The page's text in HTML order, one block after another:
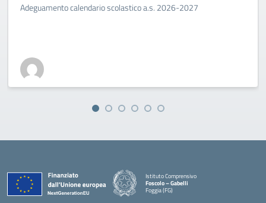
Adeguamento calendario scolastico a.s. 2026-2027
Istituto Comprensivo
Foscolo – Gabelli
Foggia (FG)
— Visita la pagina iniziale della scuola